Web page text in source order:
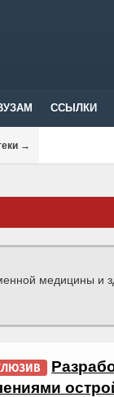
ССЫЛКИ
→
медицины и